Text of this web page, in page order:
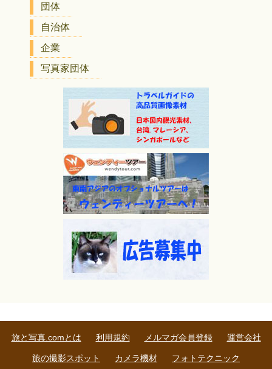
団体
自治体
企業
写真家団体
旅と写真.comとは 利用規約 メルマガ会員登録 運営会社
旅の撮影スポット カメラ機材 フォトテクニック